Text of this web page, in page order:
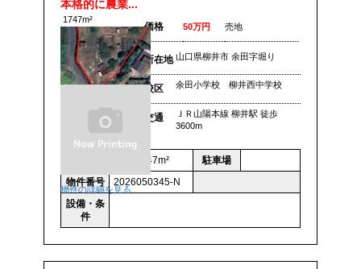
本格的に農業...
1747m²
物件の詳細を見る
価格 50万円 売地
所在地 山口県柳井市 余田字堀り
校区 余田小学校 柳井西中学校
交通
ＪＲ山陽本線 柳井駅 徒歩
3600m
土地 1747m²
駐車場
物件番号
2026050345-N
設備・条
件